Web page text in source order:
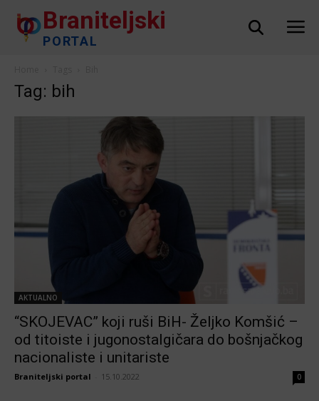
Braniteljski
PORTAL
Tag: bih
AKTUALNO
“SKOJEVAC” koji ruši BiH- Željko Komšić –
od titoiste i jugonostalgičara do bošnjačkog
nacionaliste i unitariste
Braniteljski portal 15.10.2022 0